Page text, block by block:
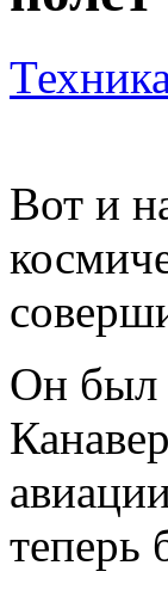
Вот и
Он был
теперь